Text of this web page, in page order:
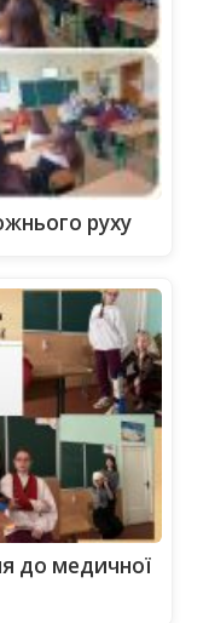
руху
до медичної